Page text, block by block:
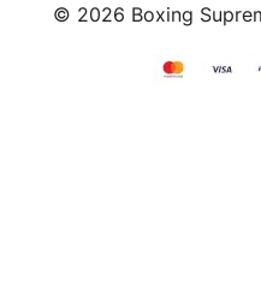
© 2026 Boxing